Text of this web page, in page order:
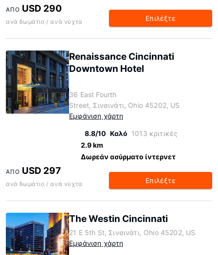
ΑΠΌ USD 290
ανά δωμάτιο / ανά νύχτα Επιλέξτε
Renaissance Cincinnati
Downtown Hotel
36 East Fourth
Street, Σινσινάτι, Ohio 45202, US
Εμφάνιση χάρτη
8.8/10 Καλό 1013 κριτικές
2.9 km
Δωρεάν ασύρματο ίντερνετ
ΑΠΌ USD 297
ανά δωμάτιο / ανά νύχτα Επιλέξτε
The Westin Cincinnati
21 E 5th St, Σινσινάτι, Ohio 45202, US
Εμφάνιση χάρτη